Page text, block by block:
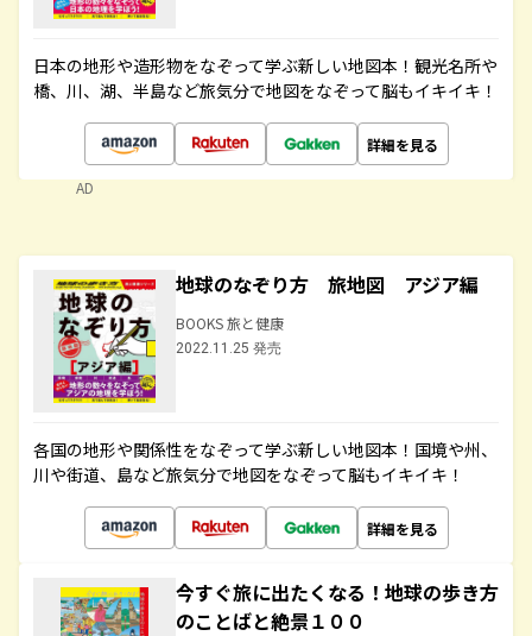
日本の地形や造形物をなぞって学ぶ新しい地図本！観光名所や
橋、川、湖、半島など旅気分で地図をなぞって脳もイキイキ！
詳細を見る
AD
地球のなぞり方 旅地図 アジア編
BOOKS 旅と健康
2022.11.25 発売
各国の地形や関係性をなぞって学ぶ新しい地図本！国境や州、
川や街道、島など旅気分で地図をなぞって脳もイキイキ！
詳細を見る
今すぐ旅に出たくなる！地球の歩き方
のことばと絶景１００